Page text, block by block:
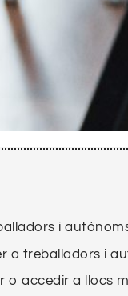
i
a treballadors i
o accedir a llocs